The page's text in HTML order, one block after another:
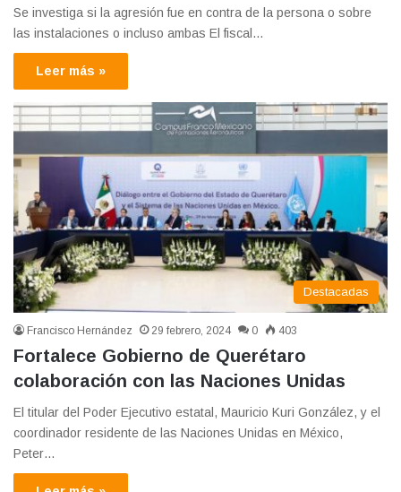
Se investiga si la agresión fue en contra de la persona o sobre
las instalaciones o incluso ambas El fiscal…
Leer más »
Destacadas
Francisco Hernández 29 febrero, 2024 0 403
Fortalece Gobierno de Querétaro
colaboración con las Naciones Unidas
El titular del Poder Ejecutivo estatal, Mauricio Kuri González, y el
coordinador residente de las Naciones Unidas en México,
Peter…